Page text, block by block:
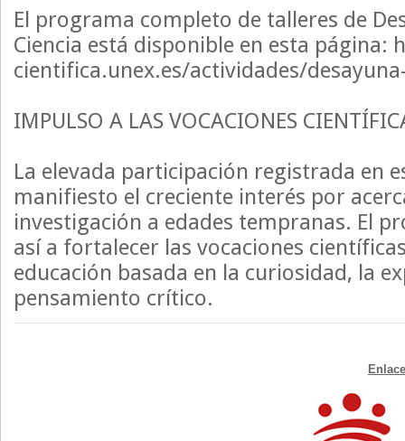
El programa completo de talleres de
Ciencia está disponible en esta
cientifica.unex.es/actividades/
IMPULSO A LAS VOCACIONES
La elevada participación registrada en
manifiesto el creciente interés por
investigación a edades tempranas. El
así a fortalecer las vocaciones
educación basada en la curiosidad, la
pensamiento crítico.